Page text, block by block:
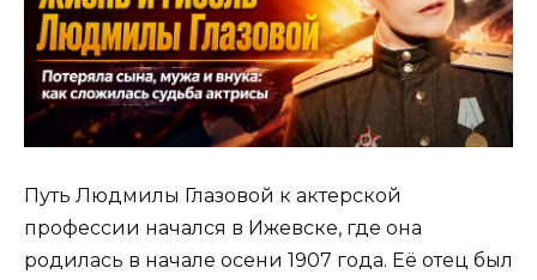
Путь Людмилы Глазовой к актерской
профессии начался в Ижевске, где она
родилась в начале осени 1907 года. Её отец был